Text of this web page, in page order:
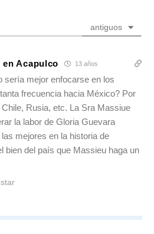
antiguos
Acapulco 13 años
sería mejor enfocarse en los
frecuencia hacia México? Por
Rusia, etc. La Sra Massiue
la labor de Gloria Guevara
mejores en la historia de
bien del país que Massieu haga un